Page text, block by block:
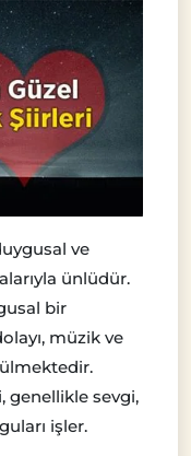
ve
ünlüdür.
bir
müzik ve
genellikle sevgi,
işler.